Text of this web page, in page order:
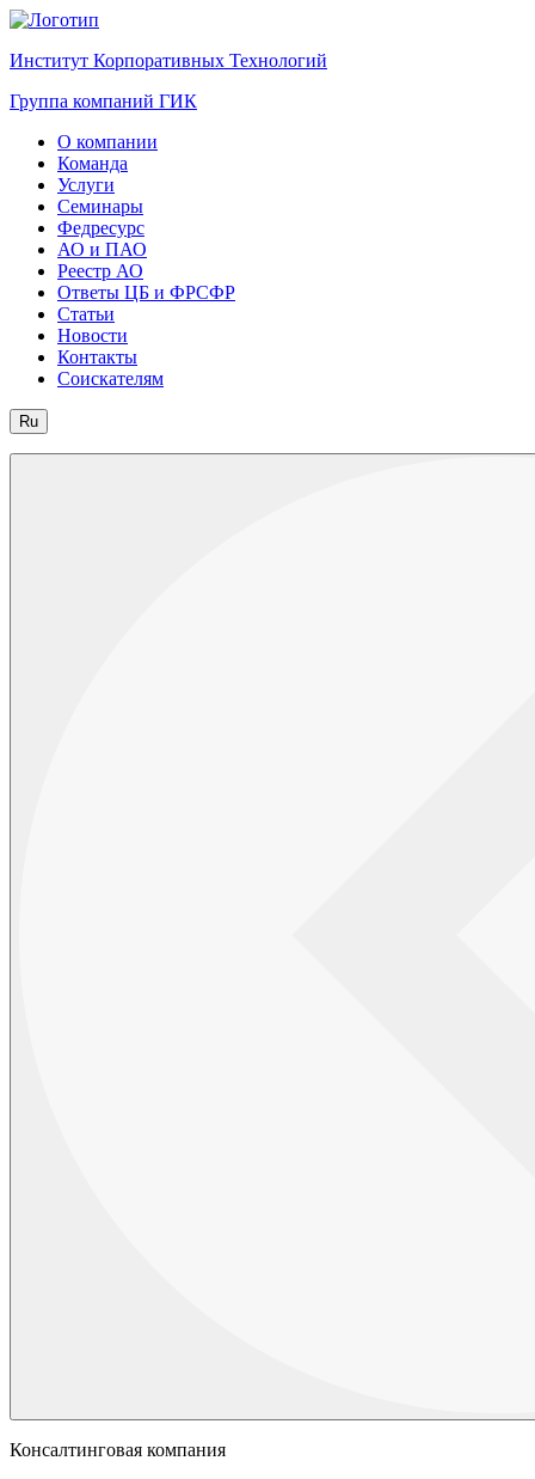
Институт Корпоративных Технологий
Группа компаний ГИК
О компании
Команда
Услуги
Семинары
Федресурс
АО и ПАО
Реестр АО
Ответы ЦБ и ФРСФР
Статьи
Новости
Контакты
Соискателям
Ru
Консалтинговая компания